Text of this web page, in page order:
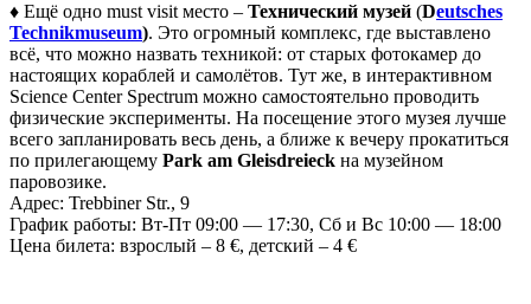
♦ Ещё одно must visit место – Технический музей (Deutsches
Technikmuseum). Это огромный комплекс, где выставлено
всё, что можно назвать техникой: от старых фотокамер до
настоящих кораблей и самолётов. Тут же, в интерактивном
Science Center Spectrum можно самостоятельно проводить
физические эксперименты. На посещение этого музея лучше
всего запланировать весь день, а ближе к вечеру прокатиться
по прилегающему Park am Gleisdreieck на музейном
паровозике.
Адрес: Trebbiner Str., 9
График работы: Вт-Пт 09:00 — 17:30, Сб и Вс 10:00 — 18:00
Цена билета: взрослый – 8 €, детский – 4 €